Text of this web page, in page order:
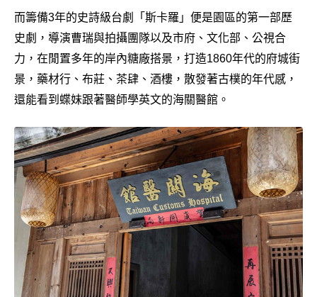
而籌備3年的史詩級台劇「斯卡羅」便是園區的第一部歷
史劇，導演曹瑞與拍攝團隊以及市府、文化部、公視合
力，在閒置多年的岸內糖廠搭景，打造1860年代的府城街
景，藥材行、布莊、茶肆、酒樓，散發著古樸的年代感，
還能看到蝶妹跟著醫師學英文的海關醫館。